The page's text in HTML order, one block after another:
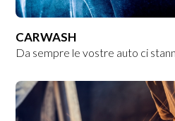
CARWASH
Da sempre le vostre auto ci